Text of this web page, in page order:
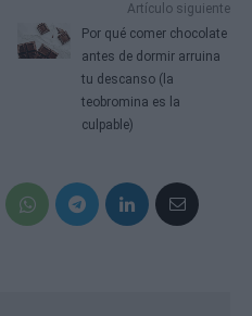
Artículo siguiente
Por qué comer chocolate
antes de dormir arruina
tu descanso (la
teobromina es la
culpable)